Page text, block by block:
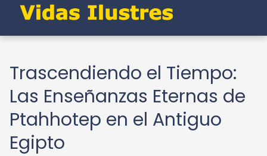
Trascendiendo el Tiempo:
Las Enseñanzas Eternas de
Ptahhotep en el Antiguo
Egipto